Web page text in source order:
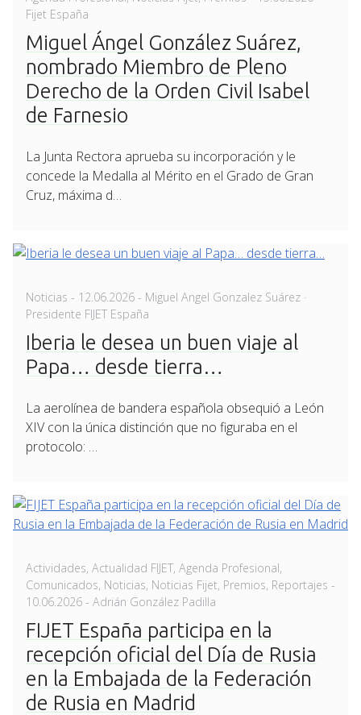
Fijet España
Miguel Ángel González Suárez,
nombrado Miembro de Pleno
Derecho de la Orden Civil Isabel
de Farnesio
La Junta Rectora aprueba su incorporación y le
concede la Medalla al Mérito en el Grado de Gran
Cruz, máxima d…
Noticias - Posted
on
12.06.2026 - Miguel Angel Gonzalez Suárez ·
Presidente FIJET España
Iberia le desea un buen viaje al
Papa… desde tierra…
La aerolínea de bandera española obsequió a León
XIV con la única distinción que no figuraba en el
protocolo: …
Actividades, Actualidad FIJET, Agenda Profesional,
Comunicados, Noticias, Noticias Fijet, Premios, Reportajes -
Posted
10.06.2026 - Adrián González Padilla
FIJET España participa en la
recepción oficial del Día de Rusia
en la Embajada de la Federación
de Rusia en Madrid